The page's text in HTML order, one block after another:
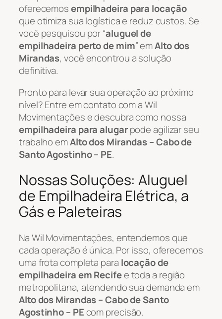
oferecemosempilhadeira para locação
que otimiza sua logística e reduz custos. Se
você pesquisou por “aluguel de
empilhadeira perto de mim” emAlto dos
Mirandas, você encontrou a solução
definitiva.
Pronto para levar sua operação ao próximo
nível? Entre em contato com a Wil
Movimentações e descubra como nossa
empilhadeira para alugarpode agilizar seu
trabalho emAlto dos Mirandas – Cabo de
Santo Agostinho – PE.
Nossas Soluções: Aluguel
de Empilhadeira Elétrica, a
Gás e Paleteiras
Na Wil Movimentações, entendemos que
cada operação é única. Por isso, oferecemos
uma frota completa para locação de
empilhadeira em Recifee toda a região
metropolitana, atendendo sua demanda em
Alto dos Mirandas – Cabo de Santo
Agostinho – PEcom precisão.